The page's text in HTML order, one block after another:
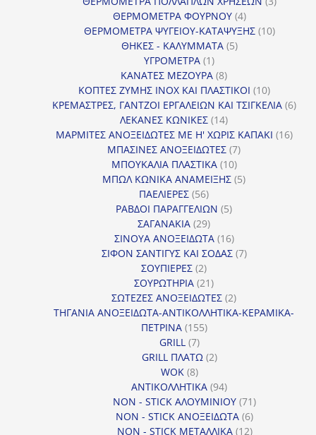
ΘΕΡΜΟΜΕΤΡΑ ΦΟΥΡΝΟΥ 44
προϊόντα
ΘΕΡΜΟΜΕΤΡΑ ΨΥΓΕΙΟΥ-ΚΑΤΑΨΥΞΗΣ 1010
ΘΗΚΕΣ - ΚΑΛΥΜΜΑΤΑ 55
ΥΓΡΟΜΕΤΡΑ 11
προϊόν
ΚΑΝΑΤΕΣ ΜΕΖΟΥΡΑ 88
προϊόντα
ΚΟΠΤΕΣ ΖΥΜΗΣ INOX ΚΑΙ ΠΛΑΣΤΙΚΟΙ 1010
προϊόντα
ΚΡΕΜΑΣΤΡΕΣ, ΓΑΝΤΖΟΙ ΕΡΓΑΛΕΙΩΝ ΚΑΙ ΤΣΙΓΚΕΛΙΑ 66
ΛΕΚΑΝΕΣ ΚΩΝΙΚΕΣ 1414
προϊόντα
ΜΑΡΜΙΤΕΣ ΑΝΟΞΕΙΔΩΤΕΣ ΜΕ Η' ΧΩΡΙΣ ΚΑΠΑΚΙ 1616
ΜΠΑΣΙΝΕΣ ΑΝΟΞΕΙΔΩΤΕΣ 77
ΜΠΟΥΚΑΛΙΑ ΠΛΑΣΤΙΚΑ 1010
προϊόντα
ΜΠΩΛ ΚΩΝΙΚΑ ΑΝΑΜΕΙΞΗΣ 55
ΠΑΕΛΙΕΡΕΣ 5656
προϊόντα
ΡΑΒΔΟΙ ΠΑΡΑΓΓΕΛΙΩΝ 55
ΣΑΓΑΝΑΚΙΑ 2929
προϊόντα
ΣΙΝΟΥΑ ΑΝΟΞΕΙΔΩΤΑ 1616
προϊόντα
ΣΙΦΟΝ ΣΑΝΤΙΓΥΣ ΚΑΙ ΣΟΔΑΣ 77
ΣΟΥΠΙΕΡΕΣ 22
προϊόντα
ΣΟΥΡΩΤΗΡΙΑ 2121
προϊόντα
ΣΩΤΕΖΕΣ ΑΝΟΞΕΙΔΩΤΕΣ 22
προϊόντα
ΤΗΓΑΝΙΑ ΑΝΟΞΕΙΔΩΤΑ-ΑΝΤΙΚΟΛΛΗΤΙΚΑ-ΚΕΡΑΜΙΚΑ-
ΠΕΤΡΙΝΑ 155155
GRILL 77
προϊόντα
GRILL ΠΛΑΤΩ 22
WOK 88
προϊόντα
ΑΝΤΙΚΟΛΛΗΤΙΚΑ 9494
προϊόντα
NON - STICK ΑΛΟΥΜΙΝΙΟΥ 7171
προϊόντα
NON - STICK ΑΝΟΞΕΙΔΩΤΑ 66
προϊόντα
NON - STICK ΜΕΤΑΛΛΙΚΑ 1212